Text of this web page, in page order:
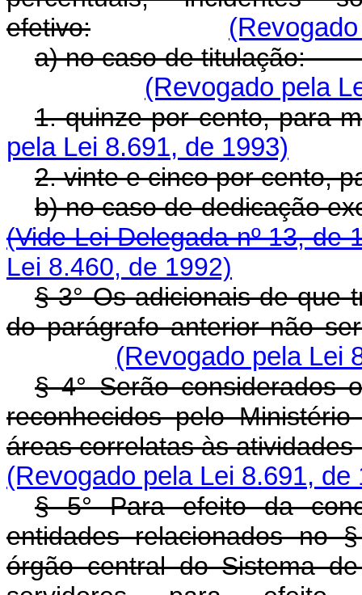
efetivo:
a) no caso de
(Revogado pela
1. quinze por cento, para
pela Lei 8.691, de 1993)
2. vinte e cinco por cento,
b) no caso de
(Vide Lei Delegada nº 13, de
Lei 8.460, de 1992)
§ 3° Os adicionais de que
do parágrafo anterior não
(Revogado pela Lei
§ 4° Serão considerados
reconhecidos pelo
áreas correlatas às
(Revogado pela Lei 8.691, de
§ 5° Para efeito da
entidades relacionados no
órgão central do Sistema